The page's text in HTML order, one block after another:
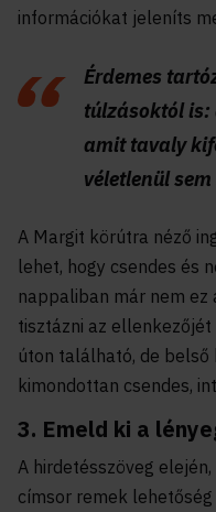
információkat jeleníts
Érdemes
túlzásoktól
amit tavaly
véletlenül
A Margit körútra néző
lehet, hogy csendes és
nappaliban már nem ez
tisztázni az
úton található, de
kimondottan csendes,
3. Emeld ki a
A hirdetésszöveg
címsor remek